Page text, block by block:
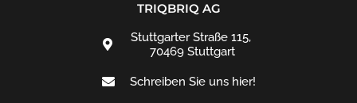
TRIQBRIQ AG
Stuttgarter Straße 115,
70469 Stuttgart
Schreiben Sie uns hier!